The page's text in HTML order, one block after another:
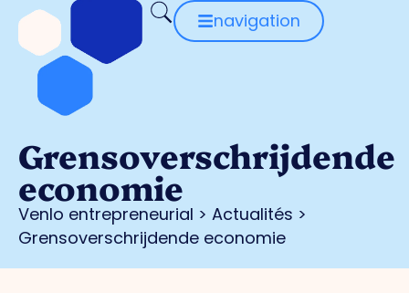
navigation
Grensoverschrijdende
economie
Venlo entrepreneurial > Actualités >
Grensoverschrijdende economie